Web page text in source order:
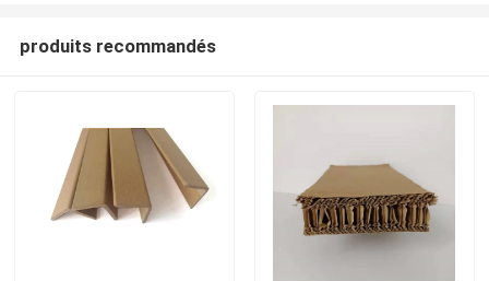
produits recommandés